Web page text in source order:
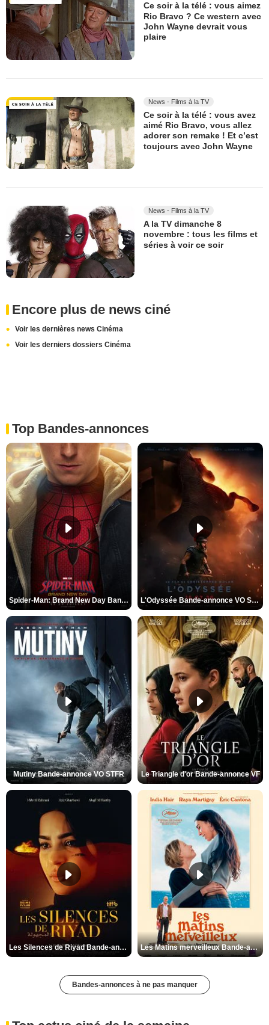
Ce soir à la télé : vous aimez
Rio Bravo ? Ce western avec
John Wayne devrait vous
plaire
News - Films à la TV
Ce soir à la télé : vous avez
aimé Rio Bravo, vous allez
adorer son remake ! Et c’est
toujours avec John Wayne
News - Films à la TV
A la TV dimanche 8
novembre : tous les films et
séries à voir ce soir
Encore plus de news ciné
Voir les dernières news Cinéma
Voir les derniers dossiers Cinéma
Top Bandes-annonces
Spider-Man: Brand New Day Bande-annonce VO STFR L'Odyssée Bande-annonce VO STFR
Mutiny Bande-annonce VO STFR Le Triangle d'or Bande-annonce VF
Les Silences de Riyad Bande-annonce VO STFR Les Matins merveilleux Bande-annonce VF
Bandes-annonces à ne pas manquer